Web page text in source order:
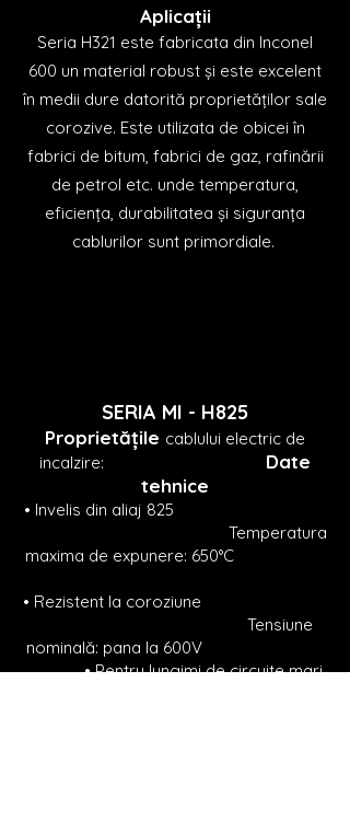
Aplicații
Seria H321 este fabricata din Inconel
600 un material robust și este excelent
în medii dure datorită proprietăților sale
corozive. Este utilizata de obicei în
fabrici de bitum, fabrici de gaz, rafinării
de petrol etc. unde temperatura,
eficiența, durabilitatea și siguranța
cablurilor sunt primordiale.
SERIA MI - H825
Proprietățile cablului electric de
incalzire:
Date
tehnice
• Invelis din aliaj 825
Temperatura
maxima de expunere: 650°C
• Rezistent la coroziune
Tensiune
nominală: pana la 600V
• Pentru lungimi de circuite mari